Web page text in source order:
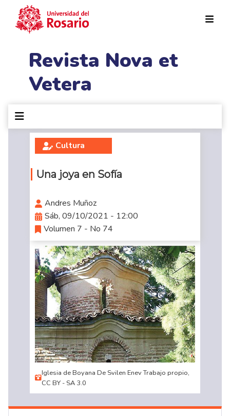
Revista Nova et
Vetera
Cultura
Una joya en Sofía
Andres Muñoz
Sáb, 09/10/2021 - 12:00
Volumen 7 - No 74
Iglesia de Boyana De Svilen Enev Trabajo propio,
CC BY - SA 3.0